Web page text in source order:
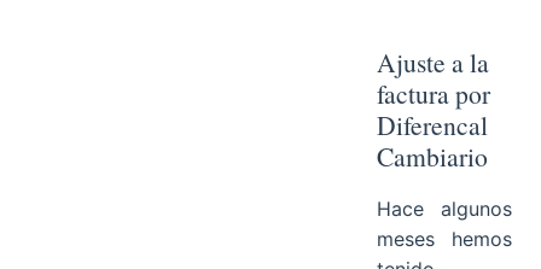
Ajuste a la
factura por
Diferencal
Cambiario
Hace algunos
meses hemos